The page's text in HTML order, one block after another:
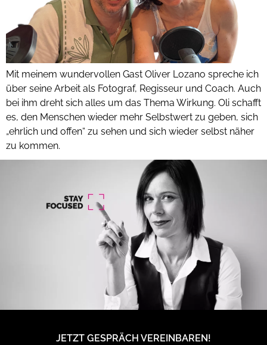
Mit meinem wundervollen Gast Oliver Lozano spreche ich
über seine Arbeit als Fotograf, Regisseur und Coach. Auch
bei ihm dreht sich alles um das Thema Wirkung. Oli schafft
es, den Menschen wieder mehr Selbstwert zu geben, sich
„ehrlich und offen“ zu sehen und sich wieder selbst näher
zu kommen.
JETZT GESPRÄCH VEREINBAREN!